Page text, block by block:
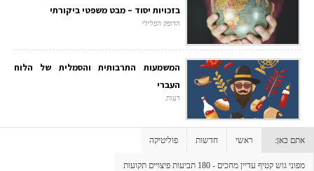
בזכויות יסוד – מבט משפטי ביקורתי
הדופק הפלילי
המשמעות התרבותית והסמלית של הלוח
העברי
דעות
אתם כאן: ראשי חדשות פוליטיקה
מפוני גוש קטיף עדיין מחכים - 180 תביעות פיצויים תקועות